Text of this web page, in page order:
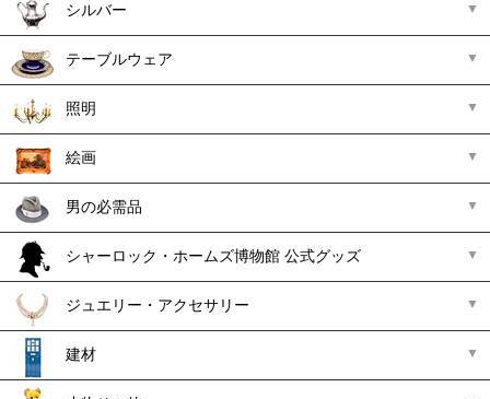
シルバー
テーブルウェア
照明
絵画
男の必需品
シャーロック・ホームズ博物館 公式グッズ
ジュエリー・アクセサリー
建材